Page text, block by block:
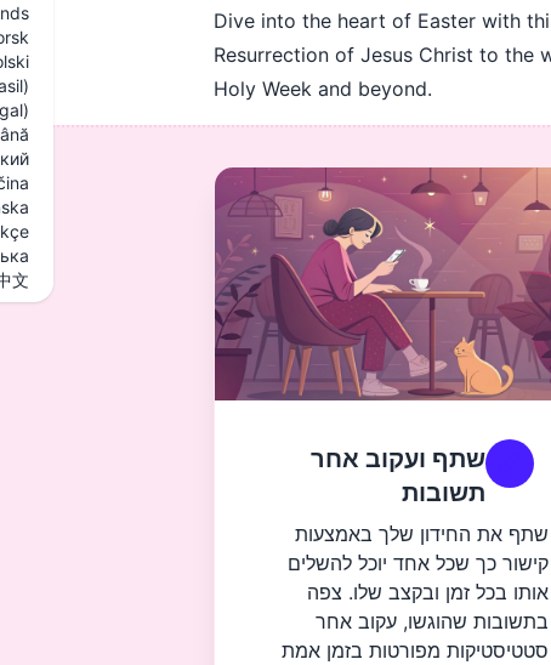
文
Dive into the heart of Easter with
Resurrection of Jesus Christ to the
Holy Week and beyond.
שתף ועקוב אחר
תשובות
שתף את החידון שלך באמצעות
קישור כך שכל אחד יוכל להשלים
אותו בכל זמן ובקצב שלו. צפה
בתשובות שהוגשו, עקוב אחר
סטטיסטיקות מפורטות בזמן אמת